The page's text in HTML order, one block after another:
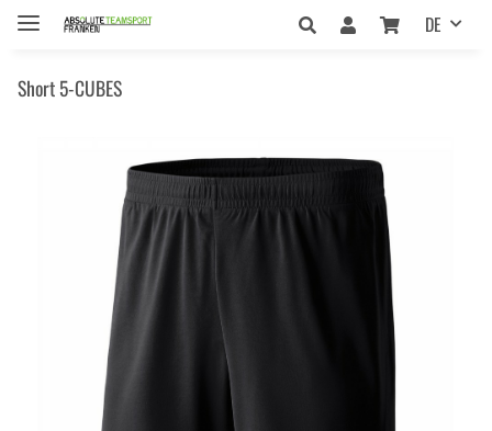
DE
Short 5-CUBES